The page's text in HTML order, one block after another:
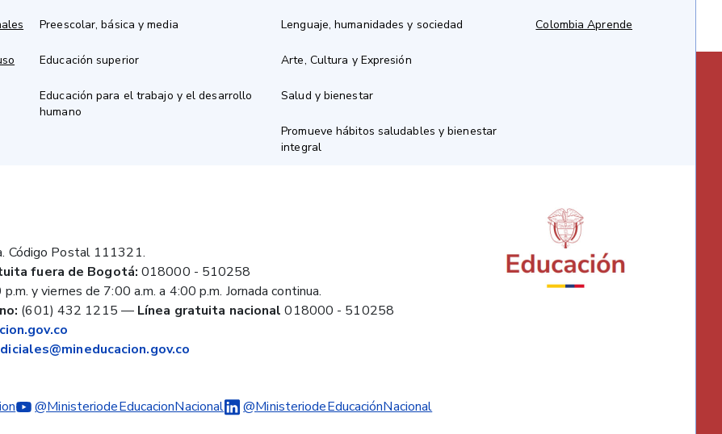
Preescolar, básica y media
Educación superior
Educación para el trabajo y el desarrollo
humano
Lenguaje, humanidades y sociedad
Arte, Cultura y Expresión
Salud y bienestar
Promueve hábitos saludables y bienestar
integral
Colombia Aprende
Código Postal 111321.
fuera de Bogotá: 018000 - 510258
y viernes de 7:00 a.m. a 4:00 p.m. Jornada continua.
(601) 432 1215 — Línea gratuita nacional 018000 - 510258
@MinisteriodeEducacionNacional @MinisteriodeEducaciónNacional